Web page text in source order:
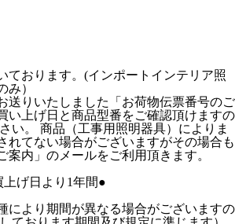
ております。(インポートインテリア照
み）
送りいたしました「お荷物伝票番号のご
い上げ日と商品型番をご確認頂けますの
い。 商品（工事用照明器具）によりま
れてない場合がございますがその場合も
案内」のメールをご利用頂きます。
げ日より1年間●
により期間が異なる場合がございますの